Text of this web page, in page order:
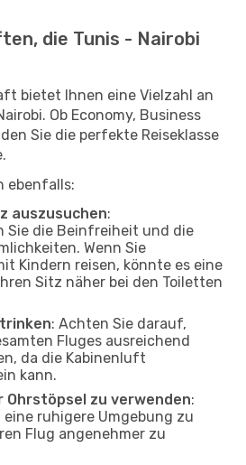
die Tunis - Nairobi
bietet Ihnen eine Vielzahl an
Ob Economy, Business
Sie die perfekte Reiseklasse
ebenfalls:
auszusuchen:
Sie die Beinfreiheit und die
Wenn Sie
Kindern reisen, könnte es eine
Sitz näher bei den Toiletten
: Achten Sie darauf,
Fluges ausreichend
da die Kabinenluft
kann.
Ohrstöpsel zu verwenden:
ruhigere Umgebung zu
Flug angenehmer zu